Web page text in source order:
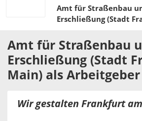
Amt für Straßenbau
Erschließung (Stadt
Amt für Straßenbau
Erschließung (Stadt
Main) als Arbeitgeber
Wir gestalten Frankfurt